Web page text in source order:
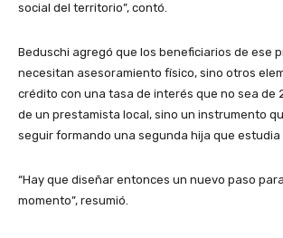
social del territorio”, contó.
Beduschi agregó que los beneficiarios de ese
necesitan asesoramiento físico, sino otros
crédito con una tasa de interés que no sea de
de un prestamista local, sino un instrumento
seguir formando una segunda hija que estudia
“Hay que diseñar entonces un nuevo paso
momento”, resumió.